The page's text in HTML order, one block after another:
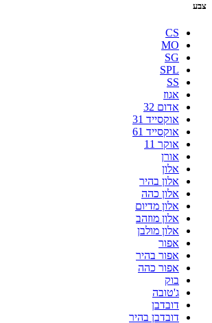
צבע
CS
MO
SG
SPL
SS
אגוז
אדום 32
אוקסייד 31
אוקסייד 61
אוקר 11
אורן
אלון
אלון בהיר
אלון כהה
אלון מדיום
אלון מוזהב
אלון מולבן
אפור
אפור בהיר
אפור כהה
בוק
ג'טובה
דובדבן
דובדבן בהיר